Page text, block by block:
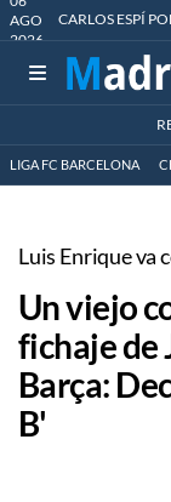
AGO
2026
CARLOS ESPÍ
LIGA FC BARCELONA
Luis Enrique va
Un viejo
fichaje de
Barça:
B'